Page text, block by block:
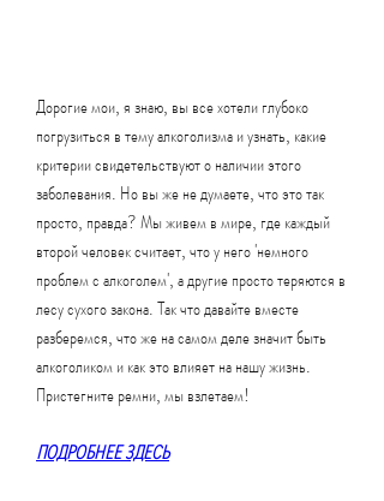
Дорогие мои, я знаю, вы все хотели глубоко
погрузиться в тему алкоголизма и узнать, какие
критерии свидетельствуют о наличии этого
заболевания. Но вы же не думаете, что это так
просто, правда? Мы живем в мире, где каждый
второй человек считает, что у него 'немного
проблем с алкоголем', а другие просто теряются в
лесу сухого закона. Так что давайте вместе
разберемся, что же на самом деле значит быть
алкоголиком и как это влияет на нашу жизнь.
Пристегните ремни, мы взлетаем!
ПОДРОБНЕЕ ЗДЕСЬ